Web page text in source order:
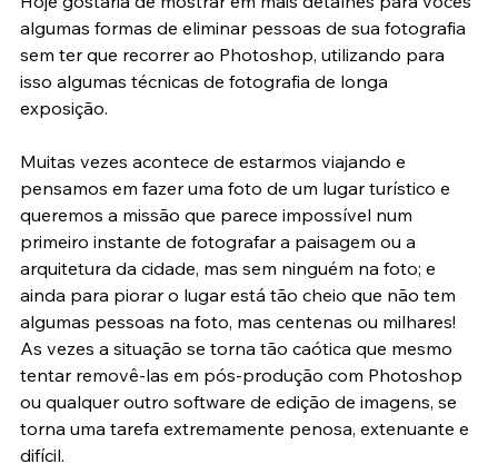
Hoje gostaria de mostrar em mais detalhes para vocês
algumas formas de eliminar pessoas de sua fotografia
sem ter que recorrer ao Photoshop, utilizando para
isso algumas técnicas de fotografia de longa
exposição.
Muitas vezes acontece de estarmos viajando e
pensamos em fazer uma foto de um lugar turístico e
queremos a missão que parece impossível num
primeiro instante de fotografar a paisagem ou a
arquitetura da cidade, mas sem ninguém na foto; e
ainda para piorar o lugar está tão cheio que não tem
algumas pessoas na foto, mas centenas ou milhares!
As vezes a situação se torna tão caótica que mesmo
tentar removê-las em pós-produção com Photoshop
ou qualquer outro software de edição de imagens, se